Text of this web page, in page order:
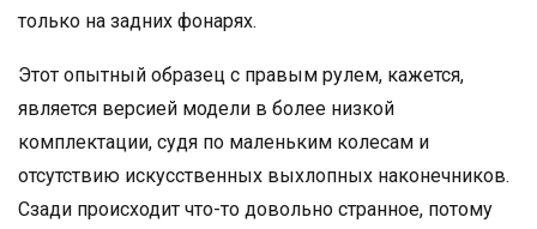
только на задних фонарях.
Этот опытный образец с правым рулем, кажется,
является версией модели в более низкой
комплектации, судя по маленьким колесам и
отсутствию искусственных выхлопных наконечников.
Сзади происходит что-то довольно странное, потому